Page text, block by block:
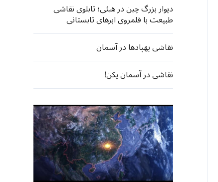
دیوار بزرگ چین در هبئی؛ تابلوی نقاشی
طبیعت با قلمروی ابرهای تابستانی
نقاشی پهپادها در آسمان
نقاشی در آسمان پکن!